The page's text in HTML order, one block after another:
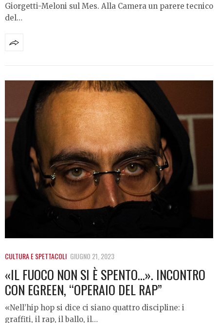
Giorgetti-Meloni sul Mes. Alla Camera un parere tecnico
del…
CULTURA E SPETTACOLI GIUGNO 21, 2023
«IL FUOCO NON SI È SPENTO…». INCONTRO
CON EGREEN, “OPERAIO DEL RAP”
«Nell’hip hop si dice ci siano quattro discipline: i
graffiti, il rap, il ballo, il…